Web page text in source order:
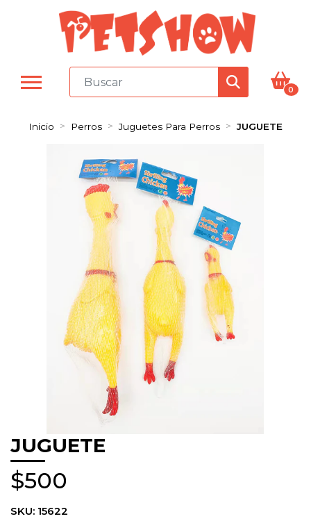
0
Inicio Perros Juguetes Para Perros JUGUETE
JUGUETE
$500
SKU: 15622